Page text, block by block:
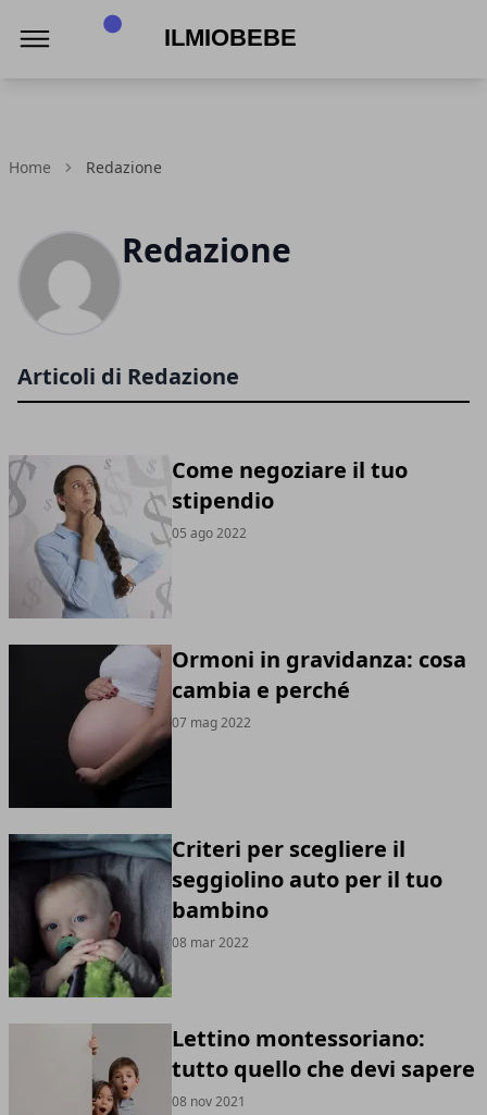
Home Redazione
Redazione
Articoli di Redazione
Come negoziare il tuo
stipendio
05 ago 2022
Ormoni in gravidanza: cosa
cambia e perché
07 mag 2022
Criteri per scegliere il
seggiolino auto per il tuo
bambino
08 mar 2022
Lettino montessoriano:
tutto quello che devi sapere
08 nov 2021